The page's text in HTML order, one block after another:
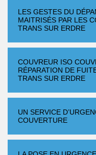
LES GESTES DU
MAITRISÉS PAR LES
TRANS SUR ERDRE
COUVREUR ISO
RÉPARATION DE
TRANS SUR ERDRE
UN SERVICE
COUVERTURE